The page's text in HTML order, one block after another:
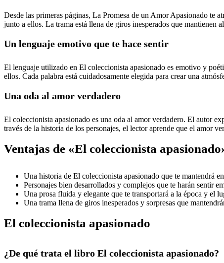
Desde las primeras páginas, La Promesa de un Amor Apasionado te
junto a ellos. La trama está llena de giros inesperados que mantienen
Un lenguaje emotivo que te hace sentir
El lenguaje utilizado en El coleccionista apasionado es emotivo y
ellos. Cada palabra está cuidadosamente elegida para crear una
Una oda al amor verdadero
El coleccionista apasionado es una oda al amor verdadero. El autor
través de la historia de los personajes, el lector aprende que el amor
Ventajas de «El coleccionista
Una historia de El coleccionista apasionado que te mantendrá
Personajes bien desarrollados y complejos que te harán sentir
Una prosa fluida y elegante que te transportará a la época y el
Una trama llena de giros inesperados y sorpresas que
El coleccionista apasionado
¿De qué trata el libro El coleccionista apasionado?